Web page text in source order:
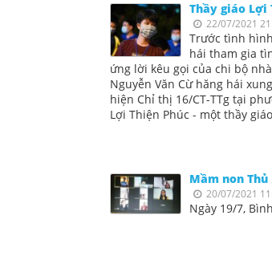
Thầy giáo Lợi
22/07/2021
Trước tình
hái tham gia
ứng lời kêu gọi của chi bộ
Nguyễn Văn Cừ hăng hái
hiện Chỉ thị 16/CT-TTg tại
Lợi Thiện Phúc - một thầy
Mầm non
20/07/2021
Ngày 19/7,